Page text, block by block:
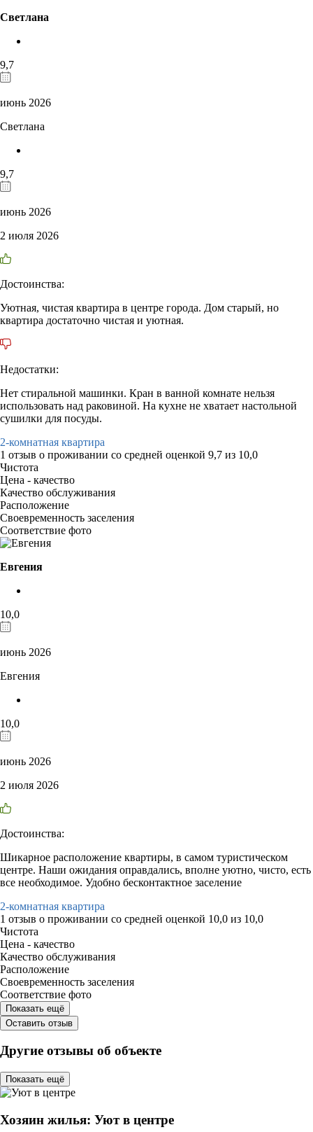
Светлана
9,7
июнь 2026
Светлана
9,7
июнь 2026
2 июля 2026
Достоинства:
Уютная, чистая квартира в центре города. Дом старый, но
квартира достаточно чистая и уютная.
Недостатки:
Нет стиральной машинки. Кран в ванной комнате нельзя
использовать над раковиной. На кухне не хватает настольной
сушилки для посуды.
2-комнатная квартира
1 отзыв о проживании со средней оценкой 9,7 из 10,0
Чистота
Цена - качество
Качество обслуживания
Расположение
Своевременность заселения
Соответствие фото
Евгения
10,0
июнь 2026
Евгения
10,0
июнь 2026
2 июля 2026
Достоинства:
Шикарное расположение квартиры, в самом туристическом
центре. Наши ожидания оправдались, вполне уютно, чисто, есть
все необходимое. Удобно бесконтактное заселение
2-комнатная квартира
1 отзыв о проживании со средней оценкой 10,0 из 10,0
Чистота
Цена - качество
Качество обслуживания
Расположение
Своевременность заселения
Соответствие фото
Показать ещё
Оставить отзыв
Другие отзывы об объекте
Показать ещё
Хозяин жилья: Уют в центре